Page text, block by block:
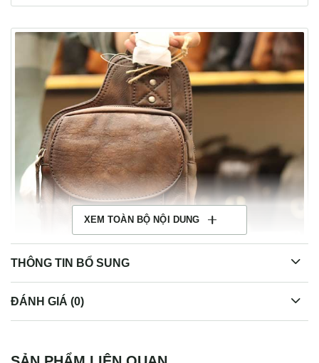
XEM TOÀN BỘ NỘI DUNG
THÔNG TIN BỔ SUNG
ĐÁNH GIÁ (0)